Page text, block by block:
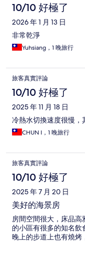
論
10/10 好極了
2026 年 1 月 13 日
非常乾淨
Yuhsiang，1 晚旅行
旅客真實評論
10/10 好極了
2025 年 11 月 18 日
冷熱水切換速度很慢，
CHUN I，1 晚旅行
旅客真實評論
10/10 好極了
2025 年 7 月 20 日
美好的海景房
房間空間很大，床品
的小區有很多的知名飲
晚上的步道上也有燒烤